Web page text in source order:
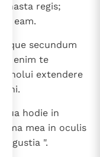
hasta regis;
eam.
secundum
enim te
nolui extendere
tua hodie in
mea in oculis
".